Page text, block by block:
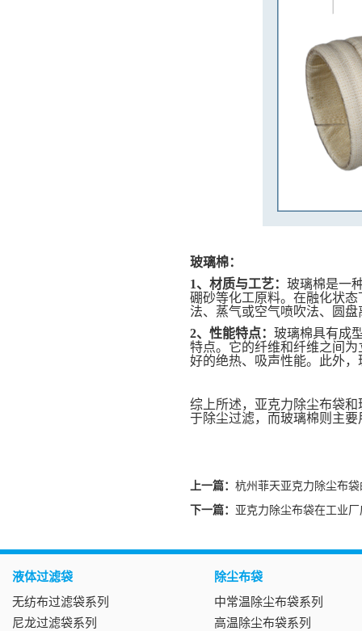
玻璃棉：
1、 材质与工艺： 玻璃棉是一
硼砂等化工原料。在融化状
法、蒸气或空气喷吹法、圆
2、 性能特点： 玻璃棉具有成
特点。它的纤维和纤维之间
好的绝热、吸声性能。此外
综上所述，亚克力除尘布袋
于除尘过滤，而玻璃棉则主
上一篇： 杭州菲天亚克力除尘布
下一篇： 亚克力除尘布袋在工业
液体过滤袋
无纺布过滤袋系列
尼龙过滤袋系列
除尘布袋
中常温除尘布袋系列
高温除尘布袋系列